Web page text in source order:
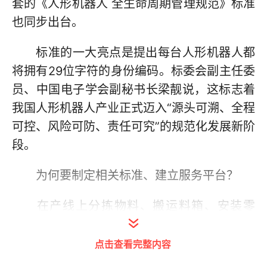
套的《人形机器人 全生命周期管理规范》标准
也同步出台。
标准的一大亮点是提出每台人形机器人都
将拥有29位字符的身份编码。标委会副主任委
员、中国电子学会副秘书长梁靓说，这标志着
我国人形机器人产业正式迈入“源头可溯、全程
可控、风险可防、责任可究”的规范化发展新阶
段。
为何要制定相关标准、建立服务平台？
在产线上分拣物料、搬运料箱、安装零
件；在电影院里全自主售卖爆米花；在商场里
提供一对一专属导购服务……眼下，人形机器
点击查看完整内容